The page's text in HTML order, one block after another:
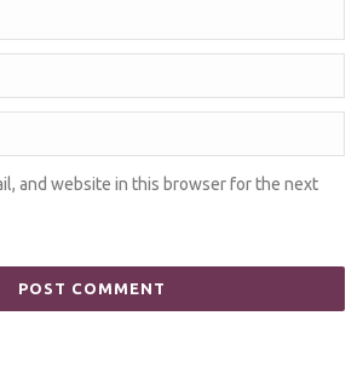
and website in this browser for the next